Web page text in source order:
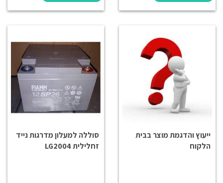
ייעוץ והדגמת מוצר בבית
הלקוח
סוללה למעלון מדרגות נייד
זחלילית LG2004